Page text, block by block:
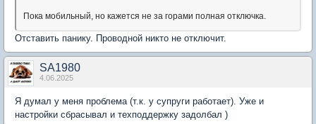
Пока мобильный, но кажется не за горами полная отключка.
Отставить панику. Проводной никто не отключит.
SA1980
4.06.2025
Я думал у меня проблема (т.к. у супруги работает). Уже и
настройки сбрасывал и техподдержку задолбал )